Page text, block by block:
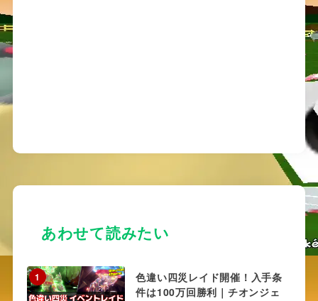
あわせて読みたい
1
色違い四災レイド開催！入手条
件は100万回勝利｜チオンジェ